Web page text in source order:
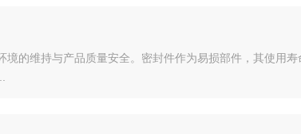
的维持与产品质量安全。密封件作为易损部件，其使用